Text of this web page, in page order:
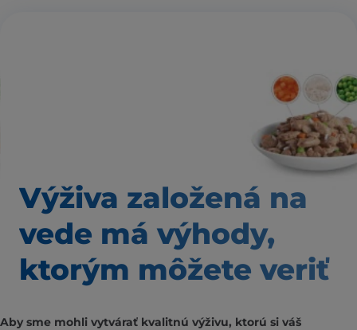
Výživa založená na
vede má výhody,
ktorým môžete veriť
Aby sme mohli vytvárať kvalitnú výživu, ktorú si váš